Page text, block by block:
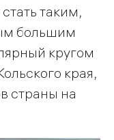
таким,
большим
кругом
края,
страны на